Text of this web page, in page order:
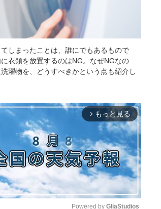
しまったことは、誰にでもあるもので
衣類を放置するのはNG。なぜNGなの
濯物を、どうすべきかという点も紹介し
arrow_forward_ios もっと見る
Powered by GliaStudios